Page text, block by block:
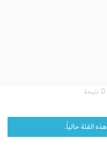
الفئة حالياً.